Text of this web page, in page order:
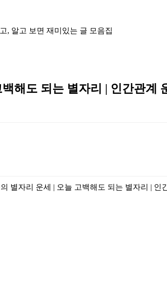
, 알고 보면 재미있는 글 모음집
해도 되는 별자리 | 인간관계